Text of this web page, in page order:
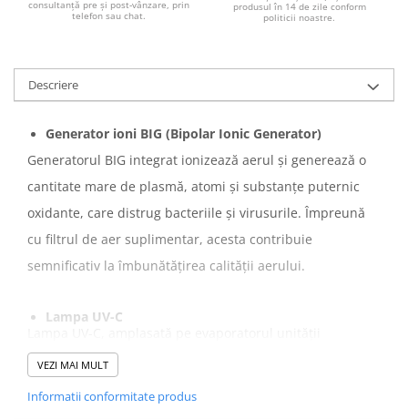
consultanță pre și post‑vânzare, prin
telefon sau chat.
produsul în 14 de zile conform
politicii noastre.
Descriere
Generator ioni BIG (Bipolar Ionic Generator)
Generatorul BIG integrat ionizează aerul și generează o
cantitate mare de plasmă, atomi și substanțe puternic
oxidante, care distrug bacteriile și virusurile. Împreună
cu filtrul de aer suplimentar, acesta contribuie
semnificativ la îmbunătățirea calității aerului.
Lampa UV-C
interioare, emite, în siguranță pentru utilizator, radiații
UV (240nm-280nm) care afectează și distrug ADN-ul
bacteriilor, asigurând sterilizarea evaporatorului și a
aerului care trece prin acesta.
VEZI MAI MULT
Informatii conformitate produs